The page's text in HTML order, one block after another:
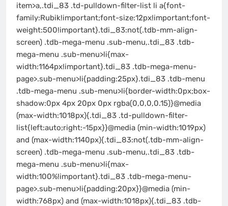
item>a,.tdi_83 .td-pulldown-filter-list li a{font-
family:Rubik!important;font-size:12px!important;font-
weight:500!important}.tdi_83:not(.tdb-mm-align-
screen) .tdb-mega-menu .sub-menu,.tdi_83 .tdb-
mega-menu .sub-menu>li{max-
width:1164px!important}.tdi_83 .tdb-mega-menu-
page>.sub-menu>li{padding:25px}.tdi_83 .tdb-menu
.tdb-mega-menu .sub-menu>li{border-width:0px;box-
shadow:0px 4px 20px 0px rgba(0,0,0,0.15)}@media
(max-width:1018px){.tdi_83 .td-pulldown-filter-
list{left:auto;right:-15px}}@media (min-width:1019px)
and (max-width:1140px){.tdi_83:not(.tdb-mm-align-
screen) .tdb-mega-menu .sub-menu,.tdi_83 .tdb-
mega-menu .sub-menu>li{max-
width:100%!important}.tdi_83 .tdb-mega-menu-
page>.sub-menu>li{padding:20px}}@media (min-
width:768px) and (max-width:1018px){.tdi_83 .tdb-